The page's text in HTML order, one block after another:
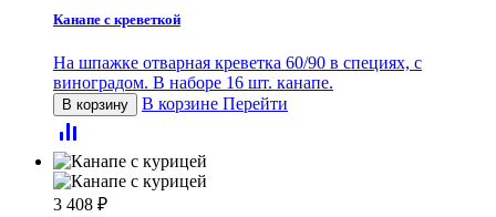
Канапе с креветкой
На шпажке отварная креветка 60/90 в специях, с
виноградом. В наборе 16 шт. канапе.
В корзину В корзине Перейти
3 408 ₽